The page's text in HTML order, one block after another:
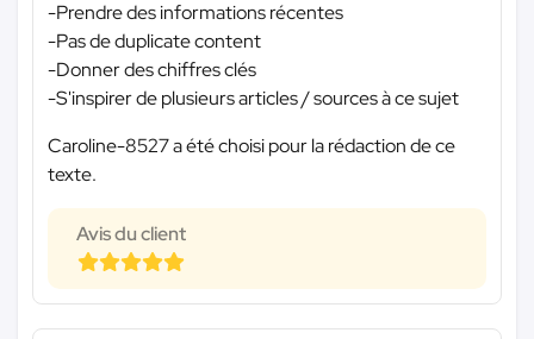
-Prendre des informations récentes
-Pas de duplicate content
-Donner des chiffres clés
-S'inspirer de plusieurs articles / sources à ce sujet
Caroline-8527 a été choisi pour la rédaction de ce
texte.
Avis du client